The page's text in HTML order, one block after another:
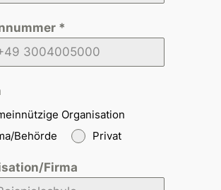
*
Organisation
Behörde
Privat
Firma